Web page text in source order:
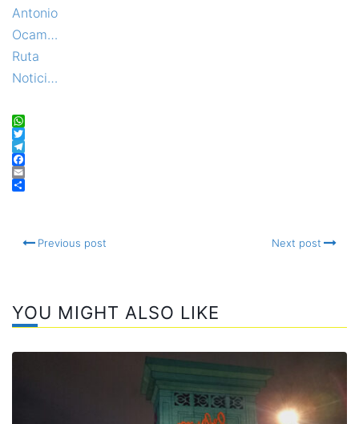
WhatsApp
Twitter
Telegram
Facebook
Email
Previous post Next post
YOU MIGHT ALSO LIKE